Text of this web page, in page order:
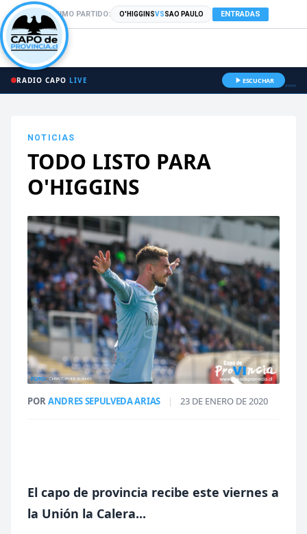
PRÓXIMO PARTIDO: O'HIGGINSVSSAO PAULO ENTRADAS
RADIO CAPO LIVE ESCUCHAR
NOTICIAS
TODO LISTO PARA
O'HIGGINS
PORANDRES SEPULVEDA ARIAS | 23 DE ENERO DE 2020
El capo de provincia recibe este viernes a
la Unión la Calera...